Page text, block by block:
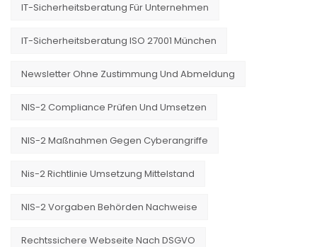
IT-Sicherheitsberatung Für Unternehmen
IT-Sicherheitsberatung ISO 27001 München
Newsletter Ohne Zustimmung Und Abmeldung
NIS-2 Compliance Prüfen Und Umsetzen
NIS-2 Maßnahmen Gegen Cyberangriffe
Nis-2 Richtlinie Umsetzung Mittelstand
NIS-2 Vorgaben Behörden Nachweise
Rechtssichere Webseite Nach DSGVO